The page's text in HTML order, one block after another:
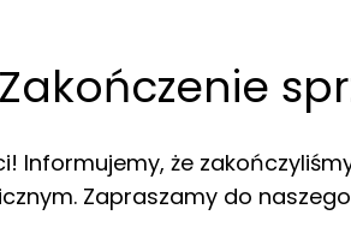
Zakończenie
Informujemy, że
Zapraszamy do